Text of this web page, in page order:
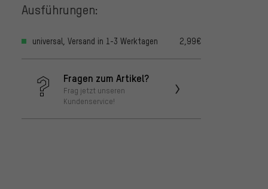
Ausführungen:
universal, Versand in 1-3 Werktagen 2,99€
Fragen zum Artikel?
Frag jetzt unseren
Kundenservice!